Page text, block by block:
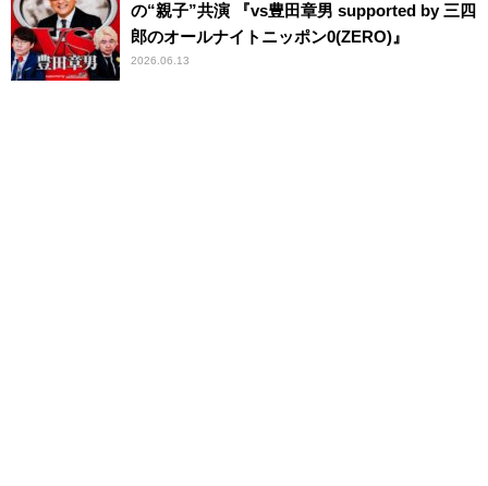
の“親子”共演 『vs豊田章男 supported by 三四
郎のオールナイトニッポン0(ZERO)』
2026.06.13